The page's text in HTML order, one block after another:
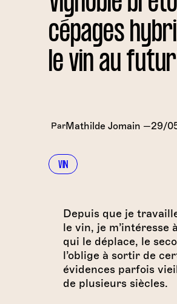
cépages
le vin au
ParMathilde Jomain —29/
VIN
Depuis que je
le vin, je m’intéresse
qui le déplace, le
l’oblige à sortir de
évidences parfois
de plusieurs siècles.